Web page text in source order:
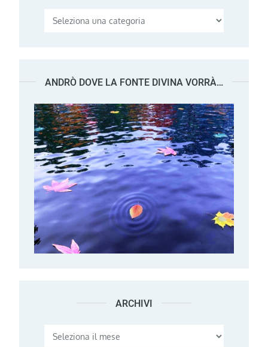
Categorie
ANDRÒ DOVE LA FONTE DIVINA VORRÀ…
ARCHIVI Archivi